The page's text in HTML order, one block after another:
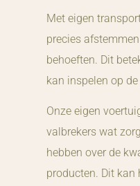
Met eigen
precies
behoeften. Dit
kan inspelen op
Onze eigen
valbrekers wat
hebben over de
producten. Dit kan